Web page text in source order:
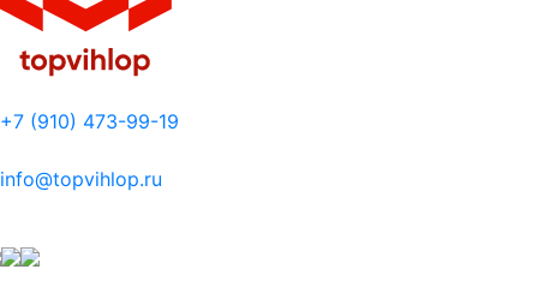
+7 (910) 473-99-19
info@topvihlop.ru